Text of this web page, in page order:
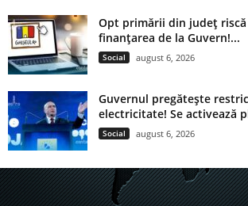
Opt primării din județ riscă
finanțarea de la Guvern!...
Social august 6, 2026
Guvernul pregătește
electricitate! Se activează
Social august 6, 2026